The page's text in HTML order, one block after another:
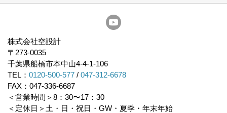
耐震省エネ補助金無料相談会
株式会社空設計
〒273-0035
千葉県船橋市本中山4-4-1-106
TEL： 0120-500-577 / 047-312-6678
FAX：047-336-6687
＜営業時間＞8：30〜17：30
＜定休日＞土・日・祝日・GW・夏季・年末年始